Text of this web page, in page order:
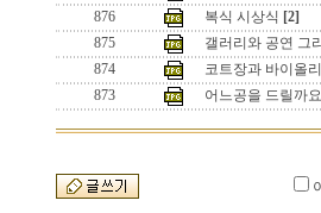
876
복식 시상식 [2]
875
갤러리와 공연 그
874
코트장과 바이올
873
어느공을 드릴까요